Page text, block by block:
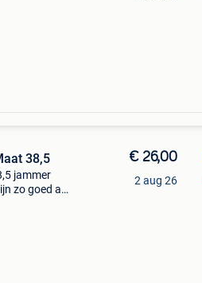
38,5
jammer
zo goed als
€ 26,00
2 aug 26